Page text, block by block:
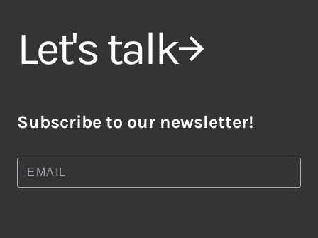
Let's talk
Subscribe to our newsletter!